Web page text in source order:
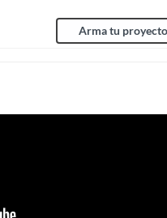
Arma tu